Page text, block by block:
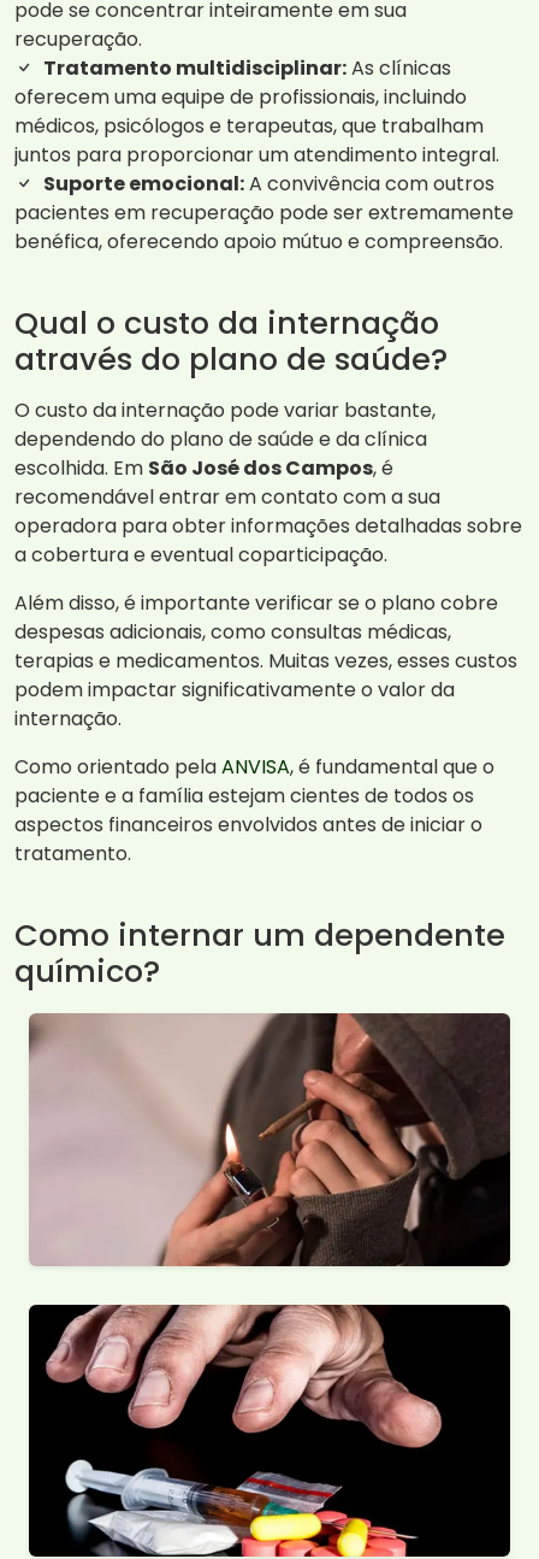
pode se concentrar inteiramente em sua
recuperação.
Tratamento multidisciplinar:As clínicas
oferecem uma equipe de profissionais, incluindo
médicos, psicólogos e terapeutas, que trabalham
juntos para proporcionar um atendimento integral.
Suporte emocional:A convivência com outros
pacientes em recuperação pode ser extremamente
benéfica, oferecendo apoio mútuo e compreensão.
Qual o custo da internação
através do plano de saúde?
O custo da internação pode variar bastante,
dependendo do plano de saúde e da clínica
escolhida. Em São José dos Campos, é
recomendável entrar em contato com a sua
operadora para obter informações detalhadas sobre
a cobertura e eventual coparticipação.
Além disso, é importante verificar se o plano cobre
despesas adicionais, como consultas médicas,
terapias e medicamentos. Muitas vezes, esses custos
podem impactar significativamente o valor da
internação.
Como orientado pelaANVISA, é fundamental que o
paciente e a família estejam cientes de todos os
aspectos financeiros envolvidos antes de iniciar o
tratamento.
Como internar um dependente
químico?